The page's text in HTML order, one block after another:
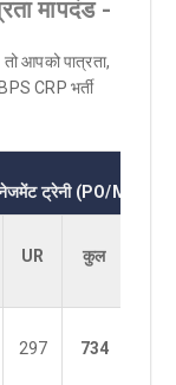
मापदंड -
आपको पात्रता,
CRP भर्ती
ट्रेनी (PO/MT)
UR कुल
297 734